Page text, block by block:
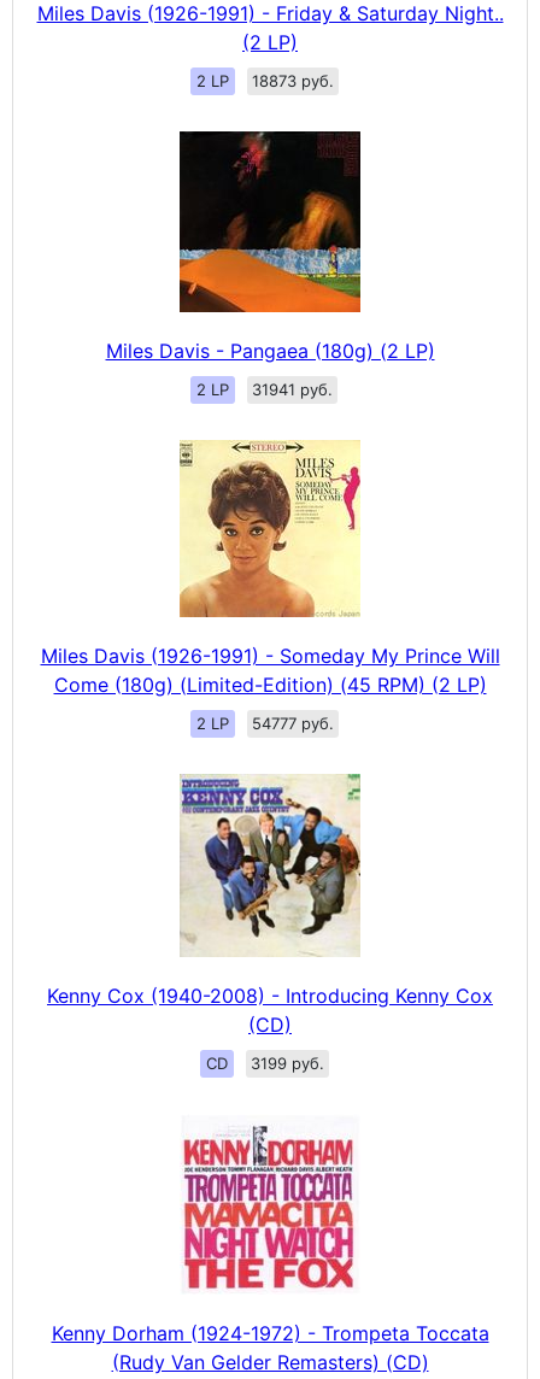
Miles Davis (1926-1991) - Friday & Saturday Night..
(2 LP)
2 LP 18873 руб.
Miles Davis - Pangaea (180g) (2 LP)
2 LP 31941 руб.
Miles Davis (1926-1991) - Someday My Prince Will
Come (180g) (Limited-Edition) (45 RPM) (2 LP)
2 LP 54777 руб.
Kenny Cox (1940-2008) - Introducing Kenny Cox
(CD)
CD 3199 руб.
Kenny Dorham (1924-1972) - Trompeta Toccata
(Rudy Van Gelder Remasters) (CD)